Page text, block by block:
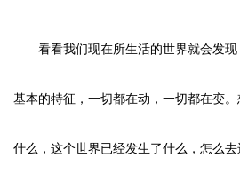
看看我们现在所生活的世界就会发
基本的特征，一切都在动，一切都在变
什么，这个世界已经发生了什么，怎么